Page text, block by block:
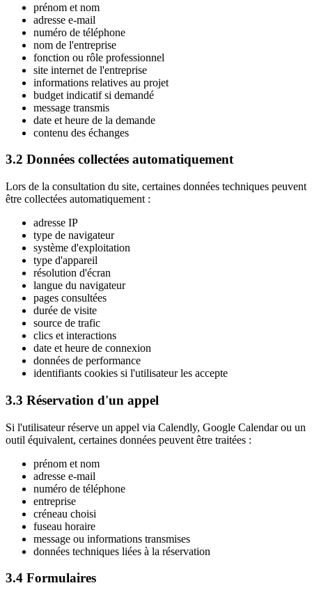
prénom et nom
adresse e-mail
numéro de téléphone
nom de l'entreprise
fonction ou rôle professionnel
site internet de l'entreprise
informations relatives au projet
budget indicatif si demandé
message transmis
date et heure de la demande
contenu des échanges
3.2 Données collectées automatiquement
Lors de la consultation du site, certaines données techniques peuvent
être collectées automatiquement :
adresse IP
type de navigateur
système d'exploitation
type d'appareil
résolution d'écran
langue du navigateur
pages consultées
durée de visite
source de trafic
clics et interactions
date et heure de connexion
données de performance
identifiants cookies si l'utilisateur les accepte
3.3 Réservation d'un appel
Si l'utilisateur réserve un appel via Calendly, Google Calendar ou un
outil équivalent, certaines données peuvent être traitées :
prénom et nom
adresse e-mail
numéro de téléphone
entreprise
créneau choisi
fuseau horaire
message ou informations transmises
données techniques liées à la réservation
3.4 Formulaires